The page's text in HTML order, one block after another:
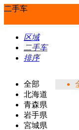
二手车
区域
二手车
排序
全部
北海道
青森県
岩手県
宮城県